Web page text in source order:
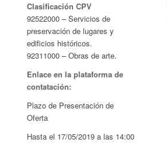
Clasificación CPV
92522000 – Servicios de
preservación de lugares y
edificios históricos.
92311000 – Obras de arte.
Enlace en la plataforma de
contatación:
Plazo de Presentación de
Oferta
Hasta el 17/05/2019 a las 14:00